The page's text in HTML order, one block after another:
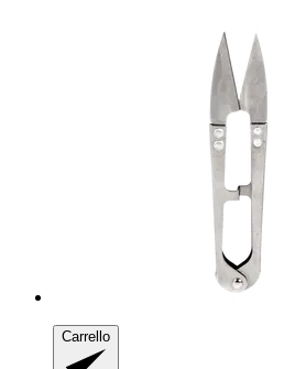
Carrello